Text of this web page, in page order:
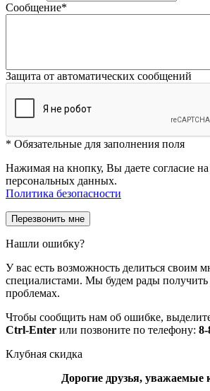
Сообщение*
Защита от автоматических сообщений
* Обязательные для заполнения поля
Нажимая на кнопку, Вы даете согласие
персональных данных.
Политика безопасности
Нашли ошибку?
У вас есть возможность делиться своим
специалистами. Мы будем рады получить
проблемах.
Чтобы сообщить нам об ошибке,
Ctrl-Enter или позвоните по телефону: 8-
Клубная скидка
Дорогие друзья, уважаемые